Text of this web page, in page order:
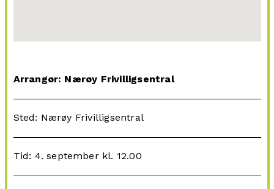
Arrangør: Nærøy Frivilligsentral
Sted: Nærøy Frivilligsentral
Tid: 4. september kl. 12.00